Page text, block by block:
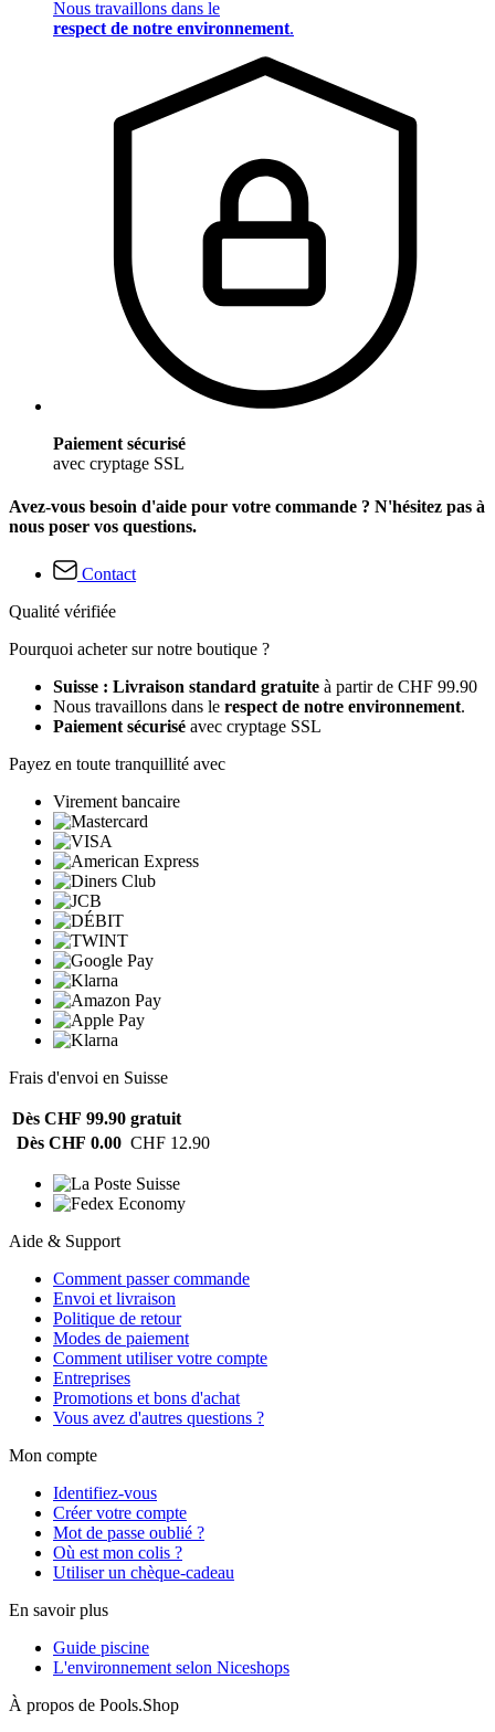
Nous travaillons dans le
respect de notre environnement.
Paiement sécurisé
avec cryptage SSL
Avez-vous besoin d'aide pour votre commande ? N'hésitez pas à
nous poser vos questions.
Contact
Qualité vérifiée
Pourquoi acheter sur notre boutique ?
Suisse : Livraison standard gratuite à partir de CHF 99.90
Nous travaillons dans le respect de notre environnement.
Paiement sécurisé avec cryptage SSL
Payez en toute tranquillité avec
Virement bancaire
Frais d'envoi en Suisse
Dès CHF 99.90 gratuit
Dès CHF 0.00 CHF 12.90
Aide & Support
Comment passer commande
Envoi et livraison
Politique de retour
Modes de paiement
Comment utiliser votre compte
Entreprises
Promotions et bons d'achat
Vous avez d'autres questions ?
Mon compte
Identifiez-vous
Créer votre compte
Mot de passe oublié ?
Où est mon colis ?
Utiliser un chèque-cadeau
En savoir plus
Guide piscine
L'environnement selon Niceshops
À propos de Pools.Shop